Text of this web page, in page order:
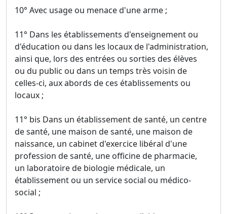
10° Avec usage ou menace d'une arme ;
11° Dans les établissements d'enseignement ou
d'éducation ou dans les locaux de l'administration,
ainsi que, lors des entrées ou sorties des élèves
ou du public ou dans un temps très voisin de
celles-ci, aux abords de ces établissements ou
locaux ;
11° bis Dans un établissement de santé, un centre
de santé, une maison de santé, une maison de
naissance, un cabinet d'exercice libéral d'une
profession de santé, une officine de pharmacie,
un laboratoire de biologie médicale, un
établissement ou un service social ou médico-
social ;